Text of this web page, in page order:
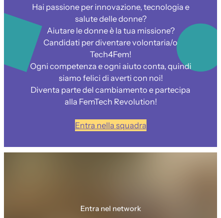
Hai passione per innovazione, tecnologia e
salute delle donne?
Aiutare le donne è la tua missione?
Candidati per diventare volontaria/o
Tech4Fem!
Ogni competenza e ogni aiuto conta, quindi
siamo felici di averti con noi!
Diventa parte del cambiamento e partecipa
alla FemTech Revolution!
Entra nella squadra
Entra nel network